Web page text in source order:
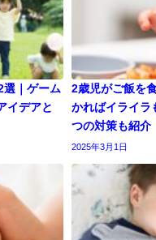
選｜ゲーム
イデアと
2歳児がご飯を
かればイライラ
つの対策も紹介
2025年3月1日